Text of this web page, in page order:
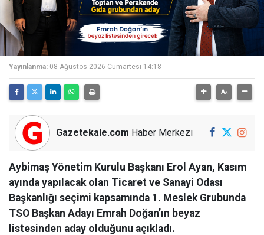
Yayınlanma: 08 Ağustos 2026 Cumartesi 14:18
Gazetekale.com Haber Merkezi
Aybimaş Yönetim Kurulu Başkanı Erol Ayan, Kasım
ayında yapılacak olan Ticaret ve Sanayi Odası
Başkanlığı seçimi kapsamında 1. Meslek Grubunda
TSO Başkan Adayı Emrah Doğan’ın beyaz
listesinden aday olduğunu açıkladı.